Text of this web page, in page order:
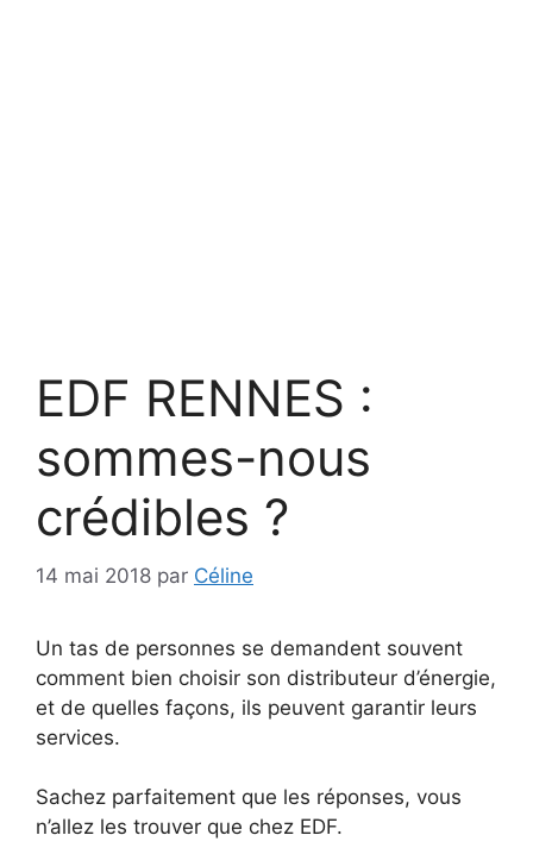
EDF RENNES :
sommes-nous
crédibles ?
14 mai 2018 par Céline
Un tas de personnes se demandent souvent
comment bien choisir son distributeur d’énergie,
et de quelles façons, ils peuvent garantir leurs
services.
Sachez parfaitement que les réponses, vous
n’allez les trouver que chez EDF.